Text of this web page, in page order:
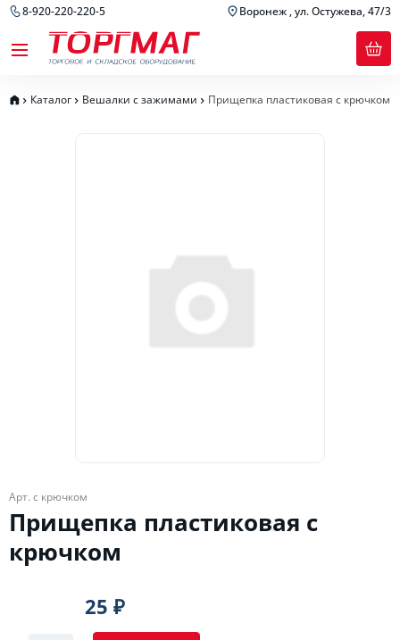
8-920-220-220-5 Воронеж , ул. Остужева, 47/3
Каталог Вешалки с зажимами Прищепка пластиковая с крючком
Арт. с крючком
Прищепка пластиковая с
крючком
25 ₽